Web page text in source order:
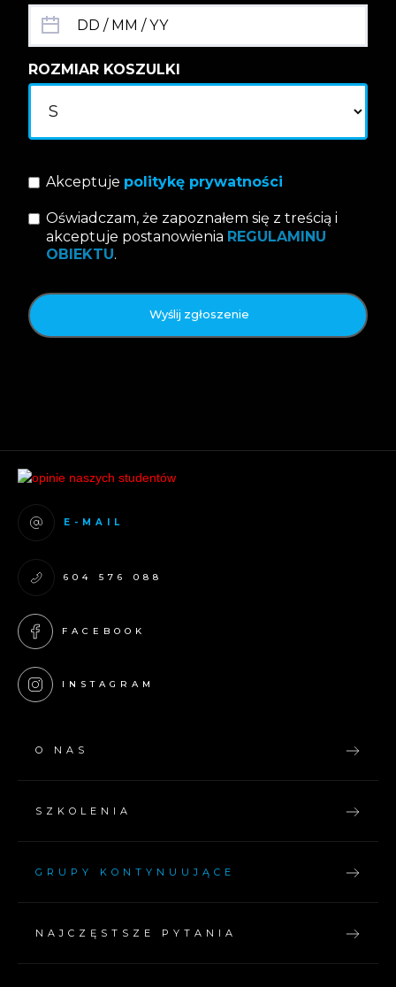
ROZMIAR KOSZULKI
Akceptuje politykę prywatności
Oświadczam, że zapoznałem się z treścią i
akceptuje postanowienia REGULAMINU
OBIEKTU.
E-MAIL
604 576 088
FACEBOOK
INSTAGRAM
O NAS
SZKOLENIA
GRUPY KONTYNUUJĄCE
NAJCZĘSTSZE PYTANIA